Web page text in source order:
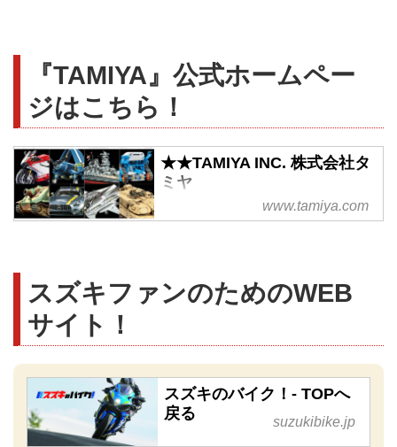
『TAMIYA』公式ホームペー
ジはこちら！
★★TAMIYA INC. 株式会社タ
ミヤ
タミヤの公式サイトです。スケー
関連イベントをご紹介します。
www.tamiya.com
スズキファンのためのWEB
サイト！
スズキのバイク！- TOPへ
戻る
suzukibike.jp